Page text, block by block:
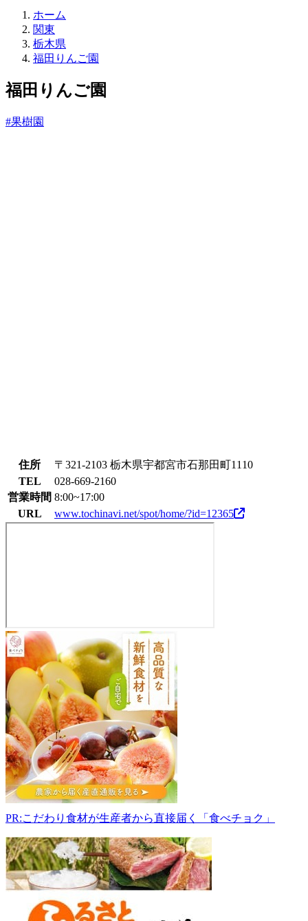
ホーム
ね
関東
栃木県
福田りんご園
福田りんご園
#果樹園
住所
〒321-2103 栃木県宇都宮市石那田町1110
TEL
028-669-2160
営業時間 8:00~17:00
URL
www.tochinavi.net/spot/home/?id=12365
福
田
り
ん
ご
園
321-
2103
栃
木
県
宇
都
宮
市
石
那
田
町
PR:こだわり食材が生産者から直接届く「食べチョク」